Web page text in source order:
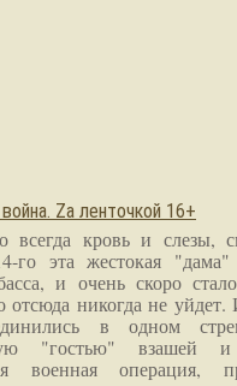
Zа ленточкой 16+
всегда кровь и слезы,
го эта жестокая
и очень скоро
отсюда никогда не
в одном
"гостью" взашей и
военная операция,